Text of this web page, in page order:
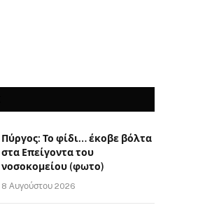
Πύργος: Το φίδι… έκοβε βόλτα
στα Επείγοντα του
νοσοκομείου (φωτο)
8 Αυγούστου 2026